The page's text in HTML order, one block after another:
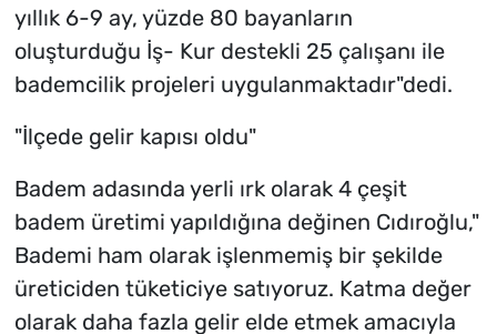
yıllık 6-9 ay, yüzde 80 bayanların
oluşturduğu İş- Kur destekli 25 çalışanı ile
bademcilik projeleri uygulanmaktadır"dedi.
"İlçede gelir kapısı oldu"
Badem adasında yerli ırk olarak 4 çeşit
badem üretimi yapıldığına değinen Cıdıroğlu,"
Bademi ham olarak işlenmemiş bir şekilde
üreticiden tüketiciye satıyoruz. Katma değer
olarak daha fazla gelir elde etmek amacıyla